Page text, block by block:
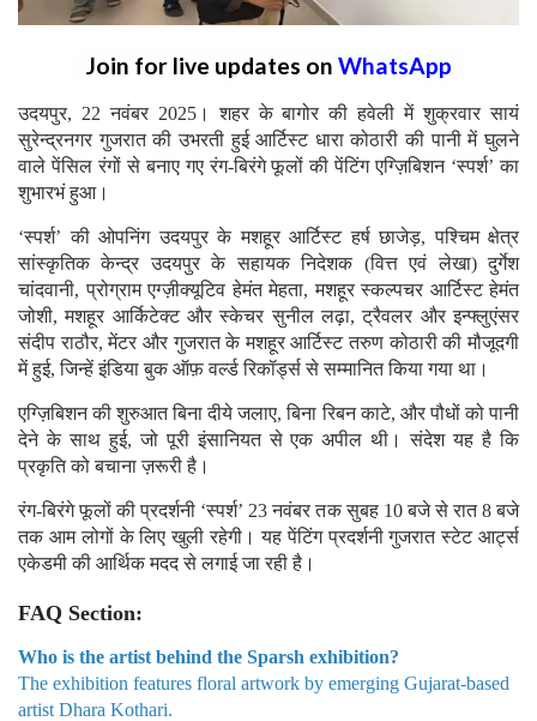
Join for live updates on WhatsApp
उदयपुर, 22 नवंबर 2025। शहर के बागोर की हवेली में शुक्रवार सायं
सुरेन्द्रनगर गुजरात की उभरती हुई आर्टिस्ट धारा कोठारी की पानी में घुलने
वाले पेंसिल रंगों से बनाए गए रंग-बिरंगे फूलों की पेंटिंग एग्ज़िबिशन ‘स्पर्श’ का
शुभारभं हुआ।
‘स्पर्श’ की ओपनिंग उदयपुर के मशहूर आर्टिस्ट हर्ष छाजेड़, पश्चिम क्षेत्र
सांस्कृतिक केन्द्र उदयपुर के सहायक निदेशक (वित्त एवं लेखा) दुर्गेश
चांदवानी, प्रोग्राम एग्ज़ीक्यूटिव हेमंत मेहता, मशहूर स्कल्पचर आर्टिस्ट हेमंत
जोशी, मशहूर आर्किटेक्ट और स्केचर सुनील लढ़ा, ट्रैवलर और इन्फ्लुएंसर
संदीप राठौर, मेंटर और गुजरात के मशहूर आर्टिस्ट तरुण कोठारी की मौजूदगी
में हुई, जिन्हें इंडिया बुक ऑफ़ वर्ल्ड रिकॉर्ड्स से सम्मानित किया गया था।
एग्ज़िबिशन की शुरुआत बिना दीये जलाए, बिना रिबन काटे, और पौधों को पानी
देने के साथ हुई, जो पूरी इंसानियत से एक अपील थी। संदेश यह है कि
प्रकृति को बचाना ज़रूरी है।
रंग-बिरंगे फूलों की प्रदर्शनी ‘स्पर्श’ 23 नवंबर तक सुबह 10 बजे से रात 8 बजे
तक आम लोगों के लिए खुली रहेगी। यह पेंटिंग प्रदर्शनी गुजरात स्टेट आर्ट्स
एकेडमी की आर्थिक मदद से लगाई जा रही है।
FAQ Section:
Who is the artist behind the Sparsh exhibition?
The exhibition features floral artwork by emerging Gujarat-based
artist Dhara Kothari.